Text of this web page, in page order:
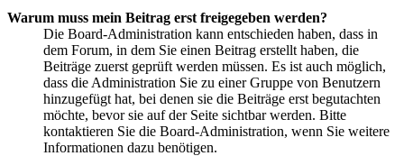
Warum muss mein Beitrag erst freigegeben werden?
Die Board-Administration kann entschieden haben, dass in
dem Forum, in dem Sie einen Beitrag erstellt haben, die
Beiträge zuerst geprüft werden müssen. Es ist auch möglich,
dass die Administration Sie zu einer Gruppe von Benutzern
hinzugefügt hat, bei denen sie die Beiträge erst begutachten
möchte, bevor sie auf der Seite sichtbar werden. Bitte
kontaktieren Sie die Board-Administration, wenn Sie weitere
Informationen dazu benötigen.